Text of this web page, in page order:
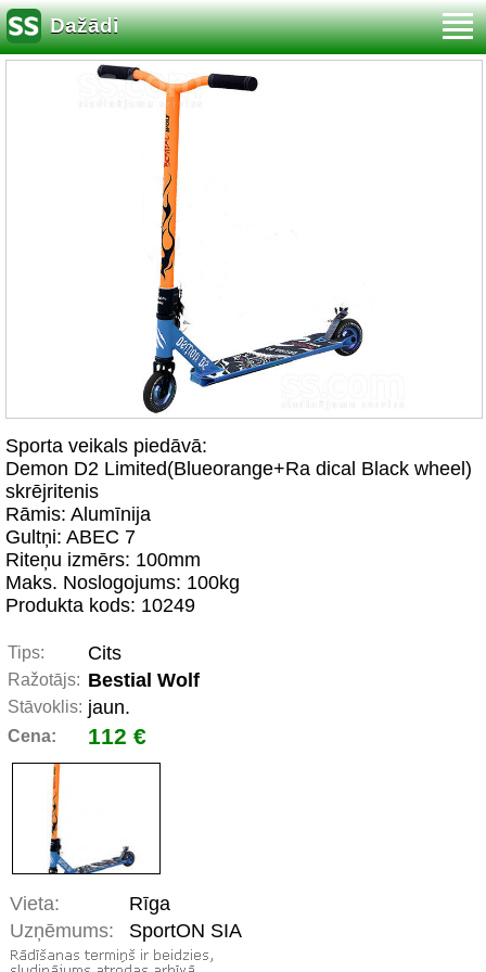
Dažādi
Sporta veikals piedāvā:
Demon D2 Limited(Blueorange+Ra dical Black wheel)
skrējritenis
Rāmis: Alumīnija
Gultņi: ABEC 7
Riteņu izmērs: 100mm
Maks. Noslogojums: 100kg
Produkta kods: 10249
Tips: Cits
Ražotājs: Bestial Wolf
Stāvoklis: jaun.
Cena: 112 €
Vieta:
Rīga
Uzņēmums:
SportON SIA